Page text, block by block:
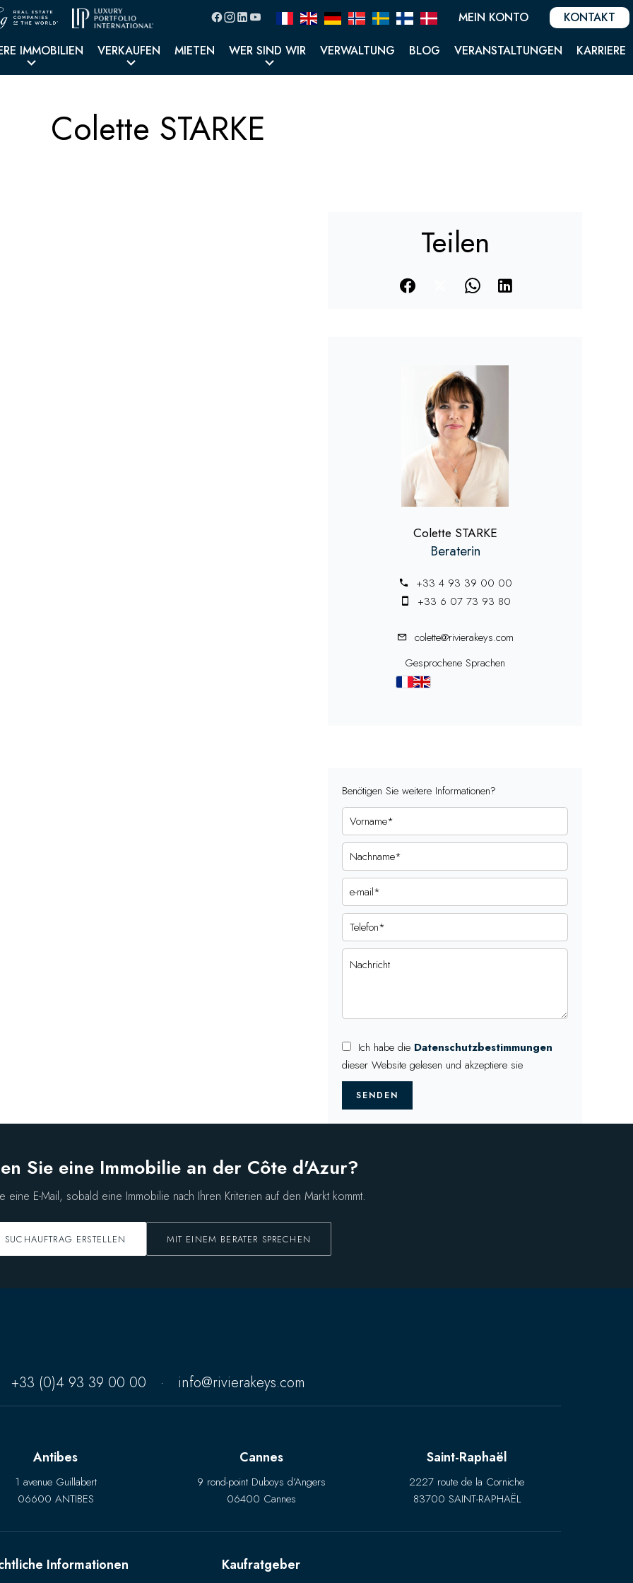
MEIN KONTO KONTAKT
IMMOBILIEN VERKAUFEN MIETEN WER SIND WIR VERWALTUNG BLOG VERANSTALTUNGEN KARRIERE
Colette STARKE
Teilen
Colette STARKE
Beraterin
+33 4 93 39 00 00
+33 6 07 73 93 80
colette@rivierakeys.com
Gesprochene Sprachen
Benötigen Sie weitere Informationen?
Ich habe die Datenschutzbestimmungen
dieser Website gelesen und akzeptiere sie
SENDEN
Sie eine Immobilie an der Côte d'Azur?
eine E-Mail, sobald eine Immobilie nach Ihren Kriterien auf den Markt kommt.
SUCHAUFTRAG ERSTELLEN MIT EINEM BERATER SPRECHEN
+33 (0)4 93 39 00 00 · info@rivierakeys.com
Antibes
1 avenue Guillabert
06600 ANTIBES
Cannes
9 rond-point Duboys d’Angers
06400 Cannes
Saint-Raphaël
2227 route de la Corniche
83700 SAINT-RAPHAËL
Informationen Kaufratgeber